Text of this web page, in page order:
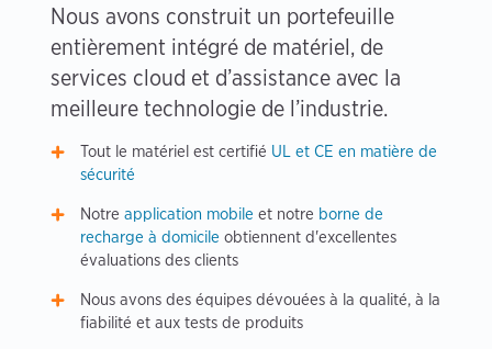
Nous avons construit un portefeuille
entièrement intégré de matériel, de
services cloud et d’assistance avec la
meilleure technologie de l’industrie.
Tout le matériel est certifié UL et CE en matière de
sécurité
Notreapplication mobile et notre borne de
recharge à domicile obtiennent d'excellentes
évaluations des clients
Nous avons des équipes dévouées à la qualité, à la
fiabilité et aux tests de produits